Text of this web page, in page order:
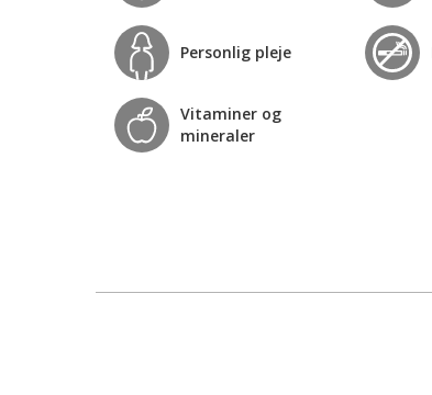
Personlig pleje
Vitaminer og
mineraler